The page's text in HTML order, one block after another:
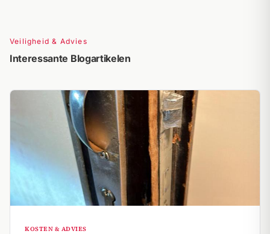
Veiligheid & Advies
Interessante Blogartikelen
KOSTEN & ADVIES